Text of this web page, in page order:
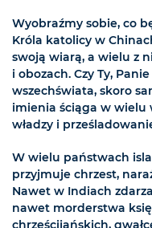
Wyobraźmy sobie, co
Króla katolicy w
swoją wiarą, a wielu z
i obozach. Czy Ty,
wszechświata, skoro
imienia ściąga w wielu
władzy i
W wielu państwach
przyjmuje chrzest,
Nawet w Indiach
nawet morderstwa
chrześcijańskich,